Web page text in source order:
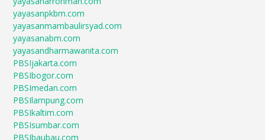
yayasanpkbm.com
yayasanmambaulirsyad.com
yayasanabm.com
yayasandharmawanita.com
PBSIjakarta.com
PBSIbogor.com
PBSImedan.com
PBSIlampung.com
PBSIkaltim.com
PBSIsumbar.com
PBSIbaubau.com